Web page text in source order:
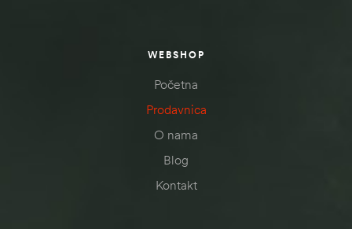
WEBSHOP
Početna
Prodavnica
O nama
Blog
Kontakt